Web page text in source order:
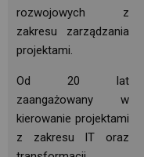
rozwojowych z
zakresu zarządzania
projektami.
Od 20 lat
zaangażowany w
kierowanie projektami
z zakresu IT oraz